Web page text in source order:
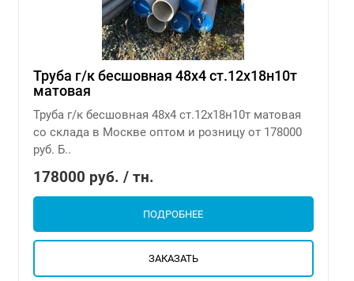
Труба г/к бесшовная 48х4 ст.12х18н10т
матовая
Труба г/к бесшовная 48х4 ст.12х18н10т матовая
со склада в Москве оптом и розницу от 178000
руб. Б..
178000 руб. / тн.
ПОДРОБНЕЕ
ЗАКАЗАТЬ